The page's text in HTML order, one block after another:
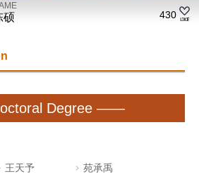
硕 430
Degree ——
王天予 苑承禹